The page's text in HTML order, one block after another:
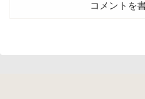
コメントを